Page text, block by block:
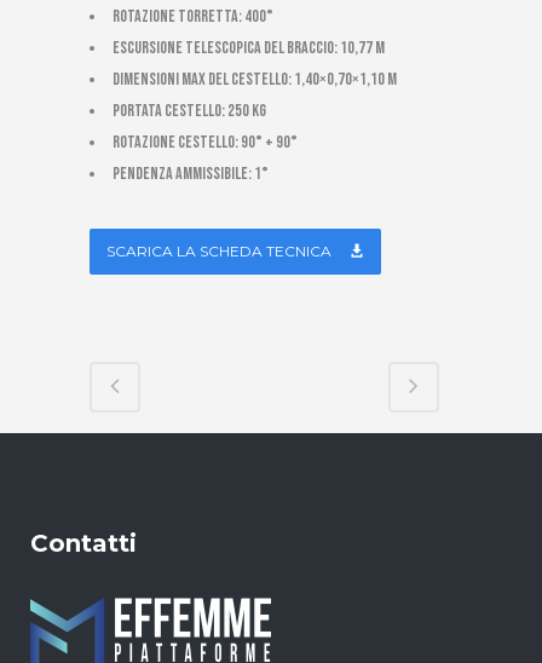
Rotazione torretta: 400°
Escursione telescopica del braccio: 10,77 m
Dimensioni max del cestello: 1,40×0,70×1,10 m
Portata cestello: 250 kg
Rotazione cestello: 90° + 90°
Pendenza ammissibile: 1°
SCARICA LA SCHEDA TECNICA
Contatti